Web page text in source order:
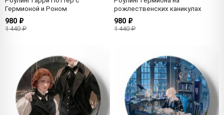
Гермионой и Роном
980 ₽
1 440 ₽
рожлественских каникулах
980 ₽
1 440 ₽